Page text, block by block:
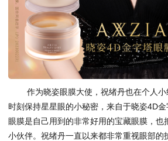
作为晓姿眼膜大使，祝绪丹也在个人
时刻保持星星眼的小秘密，来自于晓姿4D
眼膜是自己用到的非常好用的宝藏眼膜，也
小伙伴。祝绪丹一直以来都非常重视眼部的